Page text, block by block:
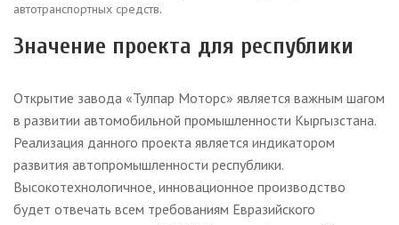
автотранспортных средств.
Значение проекта для республики
Открытие завода «Тулпар Моторс» является важным шагом
в развитии автомобильной промышленности Кыргызстана.
Реализация данного проекта является индикатором
развития автопромышленности республики.
Высокотехнологичное, инновационное производство
будет отвечать всем требованиям Евразийского